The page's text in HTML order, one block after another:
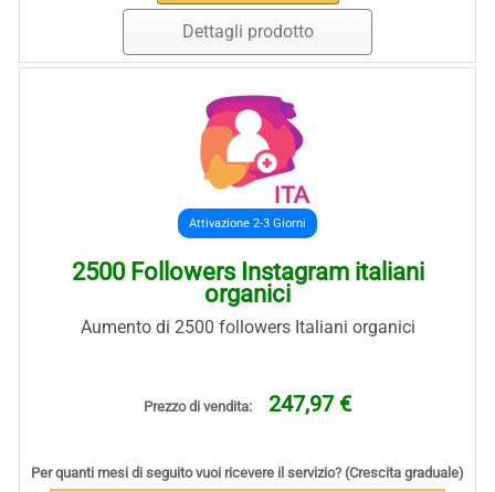
Dettagli prodotto
Attivazione 2-3 Giorni
2500 Followers Instagram italiani
organici
Aumento di 2500 followers Italiani organici
Prezzo di vendita: 247,97 €
Per quanti mesi di seguito vuoi ricevere il servizio? (Crescita graduale)